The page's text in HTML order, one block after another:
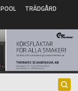
POOL
TRÄDGÅRD